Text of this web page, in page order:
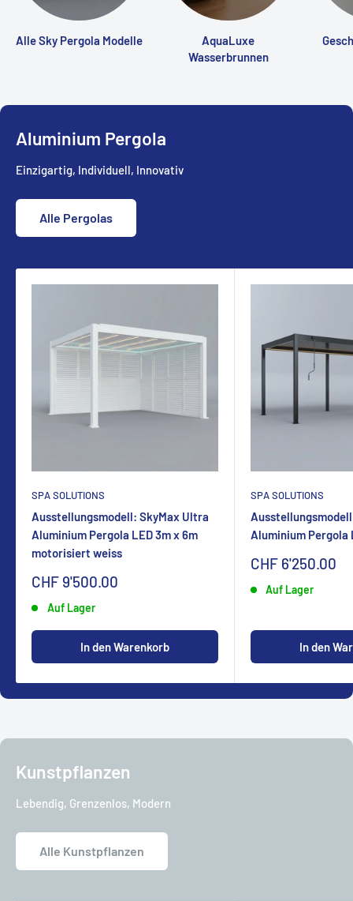
Alle Sky Pergola Modelle
AquaLuxe
Wasserbrunnen
Aluminium Pergola
Einzigartig, Individuell, Innovativ
Alle Pergolas
SPA SOLUTIONS
Ausstellungsmodell: SkyMax Ultra
Aluminium Pergola LED 3m x 6m
motorisiert weiss
Sonderpreis
CHF 9'500.00
Auf Lager
In den Warenkorb
SPA SOLUTIONS
Aluminium Pergola
Sonderpreis
CHF 6'250.00
Auf Lager
In den
Kunstpflanzen
Lebendig, Grenzenlos, Modern
Alle Kunstpflanzen